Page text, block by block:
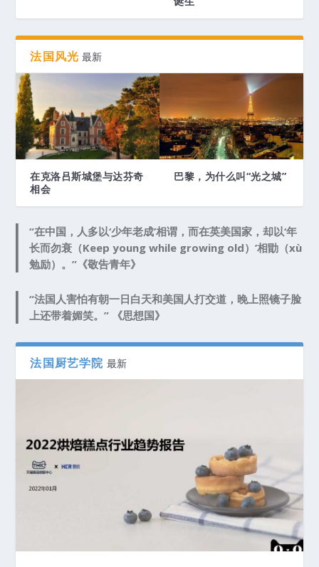
法国风光 最新
在克洛吕斯城堡与达芬奇
相会
巴黎，为什么叫“光之城”
“在中国，人多以‘少年老成’相谓，而在英美国家，却以‘年
长而勿衰（Keep young while growing old）’相勖（xù
勉励）。”《敬告青年》
“法国人害怕有朝一日白天和美国人打交道，晚上照镜子脸
上还带着媚笑。” 《思想国》
法国厨艺学院 最新